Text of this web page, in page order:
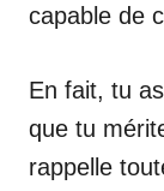
capable de
En fait, tu
que tu
rappelle